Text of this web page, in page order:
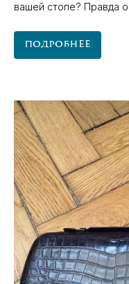
вашей стопе? Правда
Подробнее